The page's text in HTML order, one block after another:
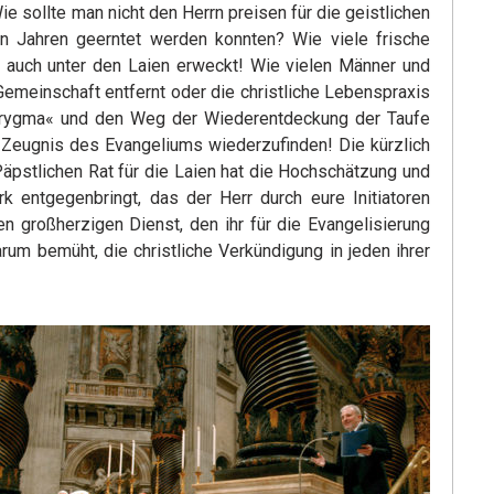
sollte man nicht den Herrn preisen für die geistlichen
Jahren geerntet werden konnten? Wie viele frische
unter den Laien erweckt! Wie vielen Männer und
entfernt oder die christliche Lebenspraxis
und den Weg der Wiederentdeckung der Taufe
des Evangeliums wiederzufinden! Die kürzlich
Rat für die Laien hat die Hochschätzung und
entgegenbringt, das der Herr durch eure Initiatoren
großherzigen Dienst, den ihr für die Evangelisierung
bemüht, die christliche Verkündigung in jeden ihrer